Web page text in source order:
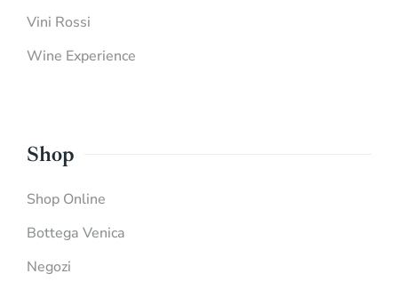
Vini Rossi
Wine Experience
Shop
Shop Online
Bottega Venica
Negozi